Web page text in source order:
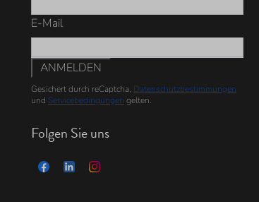
E-Mail
ANMELDEN
Gesichert durch reCaptcha, Datenschutzbestimmungen
und Servicebedingungen gelten.
Folgen Sie uns